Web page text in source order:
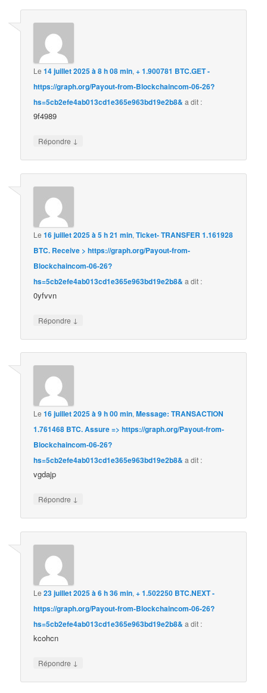
Le14 juillet 2025 à 8 h 08 min,+ 1.900781 BTC.GET -
https://graph.org/Payout-from-Blockchaincom-06-26?
hs=5cb2efe4ab013cd1e365e963bd19e2b8& a dit :
9f4989
Répondre ↓
Le16 juillet 2025 à 5 h 21 min,Ticket- TRANSFER 1.161928
BTC. Receive > https://graph.org/Payout-from-
Blockchaincom-06-26?
hs=5cb2efe4ab013cd1e365e963bd19e2b8& a dit :
0yfvvn
Répondre ↓
Le16 juillet 2025 à 9 h 00 min,Message: TRANSACTION
1.761468 BTC. Assure => https://graph.org/Payout-from-
Blockchaincom-06-26?
hs=5cb2efe4ab013cd1e365e963bd19e2b8& a dit :
vgdajp
Répondre ↓
Le23 juillet 2025 à 6 h 36 min,+ 1.502250 BTC.NEXT -
https://graph.org/Payout-from-Blockchaincom-06-26?
hs=5cb2efe4ab013cd1e365e963bd19e2b8& a dit :
kcohcn
Répondre ↓